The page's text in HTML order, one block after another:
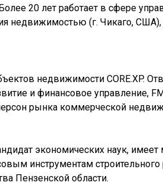
20 лет работает в сфере
недвижимостью (г. Чикаго, США),
недвижимости CORE.XP.
и финансовое управление,
рынка коммерческой
экономических наук,
инструментам
Пензенской области.